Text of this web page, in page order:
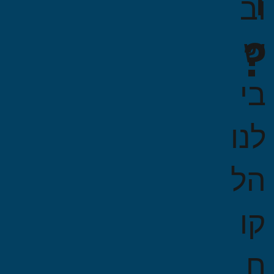
?
וב
ש
בי
לנו
הל
קו